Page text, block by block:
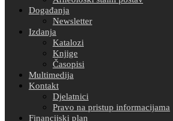
Događanja
Newsletter
Izdanja
Katalozi
Knjige
Časopisi
Multimedija
Kontakt
Djelatnici
Pravo na pristup informacijama
Financijski plan